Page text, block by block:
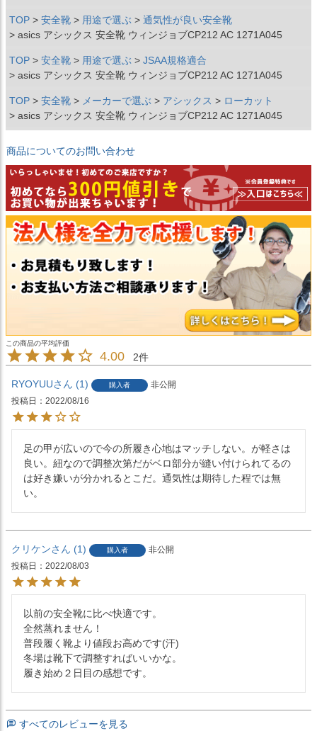
TOP 安全靴 用途で選ぶ
通気性が良い安全靴
asics アシックス 安全靴 ウィンジョブCP212 AC 1271A045
TOP 安全靴 用途で選ぶ
JSAA規格適合
asics アシックス 安全靴 ウィンジョブCP212 AC 1271A045
TOP 安全靴 メーカーで選ぶ アシックス
ローカット
asics アシックス 安全靴 ウィンジョブCP212 AC 1271A045
商品についてのお問い合わせ
4.00 2
RYOYUU 1 購入者
非公開
投稿日
2022/08/16
足の甲が広いので今の所履き心地はマッチしない。が軽さは
良い。紐なので調整次第だがベロ部分が縫い付けられてるの
は好き嫌いが分かれるとこだ。通気性は期待した程では無
い。
クリケン 1 購入者
非公開
投稿日
2022/08/03
以前の安全靴に比べ快適です。
全然蒸れません！
普段履く靴より値段お高めです(汗)
冬場は靴下で調整すればいいかな。
履き始め２日目の感想です。
すべてのレビューを見る